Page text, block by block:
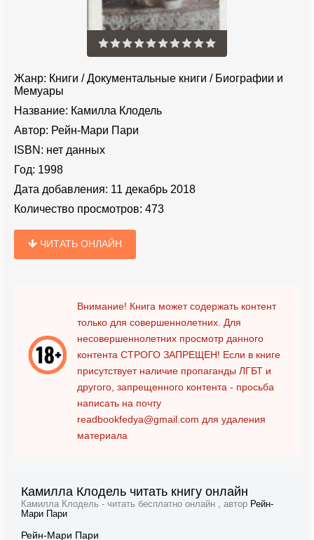
Жанр: Книги /Документальные книги / Биографии и
Мемуары
Название: Камилла Клодель
Автор: Рейн-Мари Пари
ISBN: нет данных
Год: 1998
Дата добавления: 11 декабрь 2018
Количество просмотров: 473
ЧИТАТЬ ОНЛАЙН
Внимание! Книга может содержать контент
только для совершеннолетних. Для
несовершеннолетних просмотр данного
контента СТРОГО ЗАПРЕЩЕН! Если в книге
присутствует наличие пропаганды ЛГБТ и
другого, запрещенного контента - просьба
написать на почту
readbookfedya@gmail.com для удаления
материала
Камилла Клодель читать книгу онлайн
Камилла Клодель - читать бесплатно онлайн , автор Рейн-
Мари Пари
Рейн-Мари Пари